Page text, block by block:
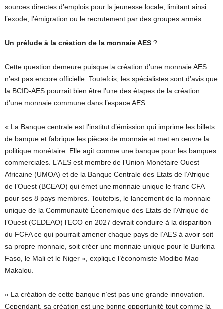
sources directes d’emplois pour la jeunesse locale, limitant ainsi
l’exode, l’émigration ou le recrutement par des groupes armés.
Un prélude à la création de la monnaie AES ?
Cette question demeure puisque la création d’une monnaie AES
n’est pas encore officielle. Toutefois, les spécialistes sont d’avis que
la BCID-AES pourrait bien être l’une des étapes de la création
d’une monnaie commune dans l’espace AES.
« La Banque centrale est l’institut d’émission qui imprime les billets
de banque et fabrique les pièces de monnaie et met en œuvre la
politique monétaire. Elle agit comme une banque pour les banques
commerciales. L’AES est membre de l’Union Monétaire Ouest
Africaine (UMOA) et de la Banque Centrale des Etats de l’Afrique
de l’Ouest (BCEAO) qui émet une monnaie unique le franc CFA
pour ses 8 pays membres. Toutefois, le lancement de la monnaie
unique de la Communauté Économique des Etats de l’Afrique de
l’Ouest (CEDEAO) l’ECO en 2027 devrait conduire à la disparition
du FCFA ce qui pourrait amener chaque pays de l’AES à avoir soit
sa propre monnaie, soit créer une monnaie unique pour le Burkina
Faso, le Mali et le Niger », explique l’économiste Modibo Mao
Makalou.
« La création de cette banque n’est pas une grande innovation.
Cependant, sa création est une bonne opportunité tout comme la